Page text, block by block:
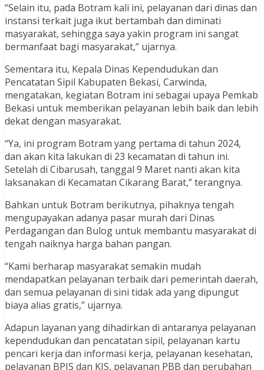
“Selain itu, pada Botram kali ini, pelayanan dari dinas dan
instansi terkait juga ikut bertambah dan diminati
masyarakat, sehingga saya yakin program ini sangat
bermanfaat bagi masyarakat,” ujarnya.
Sementara itu, Kepala Dinas Kependudukan dan
Pencatatan Sipil Kabupaten Bekasi, Carwinda,
mengatakan, kegiatan Botram ini sebagai upaya Pemkab
Bekasi untuk memberikan pelayanan lebih baik dan lebih
dekat dengan masyarakat.
“Ya, ini program Botram yang pertama di tahun 2024,
dan akan kita lakukan di 23 kecamatan di tahun ini.
Setelah di Cibarusah, tanggal 9 Maret nanti akan kita
laksanakan di Kecamatan Cikarang Barat,” terangnya.
Bahkan untuk Botram berikutnya, pihaknya tengah
mengupayakan adanya pasar murah dari Dinas
Perdagangan dan Bulog untuk membantu masyarakat di
tengah naiknya harga bahan pangan.
“Kami berharap masyarakat semakin mudah
mendapatkan pelayanan terbaik dari pemerintah daerah,
dan semua pelayanan di sini tidak ada yang dipungut
biaya alias gratis,” ujarnya.
Adapun layanan yang dihadirkan di antaranya pelayanan
kependudukan dan pencatatan sipil, pelayanan kartu
pencari kerja dan informasi kerja, pelayanan kesehatan,
pelayanan BPJS dan KIS, pelayanan PBB dan perubahan